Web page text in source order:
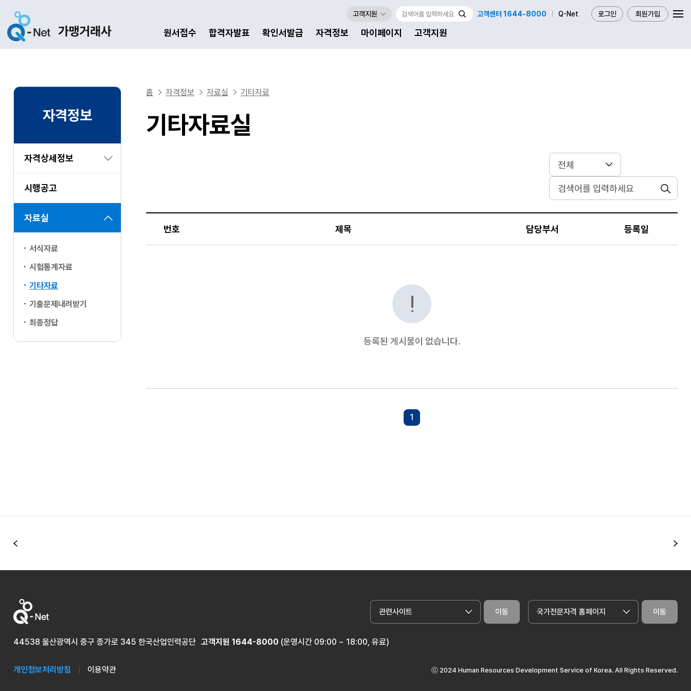
원서접수 합격자발표 확인서발급 자격정보 마이페이지 고객지원
로그인 회원가입
고객센터 1644-8000 Q-Net
고객지원
자격정보
자격상세정보
시행공고
자료실
서식자료
시험통계자료
기타자료
기출문제내려받기
최종정답
홈 자격정보 자료실 기타자료
기타자료실
검색
번호 제목 담당부서 등록일
등록된 게시물이 없습니다.
1
44538 울산광역시 중구 종가로 345 한국산업인력공단 고객지원 1644-8000 (운영시간 09:00 ~ 18:00, 유료)
개인정보처리방침 이용약관
관련사이트 이동 국가전문자격 홈페이지 이동
ⓒ 2024 Human Resources Development Service of Korea. All Rights Reserved.